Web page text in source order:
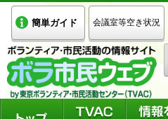
簡単ガイド 会議室等空き状況